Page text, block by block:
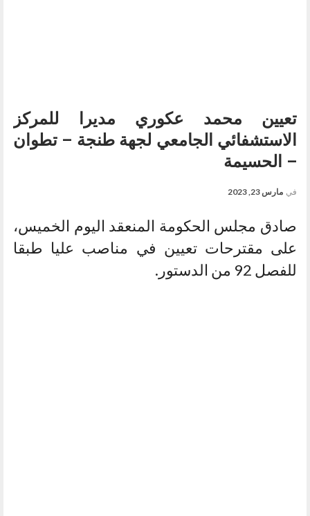
تعيين محمد عكوري مديرا للمركز
الاستشفائي الجامعي لجهة طنجة – تطوان
– الحسيمة
في مارس 23, 2023
صادق مجلس الحكومة المنعقد اليوم الخميس،
على مقترحات تعيين في مناصب عليا طبقا
للفصل 92 من الدستور.